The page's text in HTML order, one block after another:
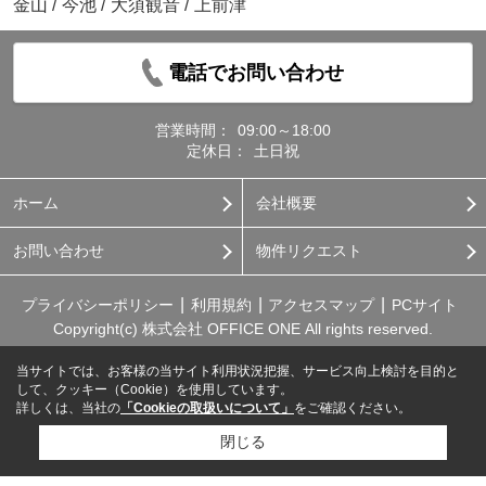
金山 / 今池 / 大須観音 / 上前津
電話でお問い合わせ
営業時間：
09:00～18:00
定休日：
土日祝
ホーム 会社概要
お問い合わせ 物件リクエスト
プライバシーポリシー 利用規約 アクセスマップ
PCサイト
Copyright(c) 株式会社 OFFICE ONE All rights reserved.
当サイトでは、お客様の当サイト利用状況把握、サービス向上検討を目的と
して、クッキー（Cookie）を使用しています。
詳しくは、当社の 「Cookieの取扱いについて」 をご確認ください。
閉じる